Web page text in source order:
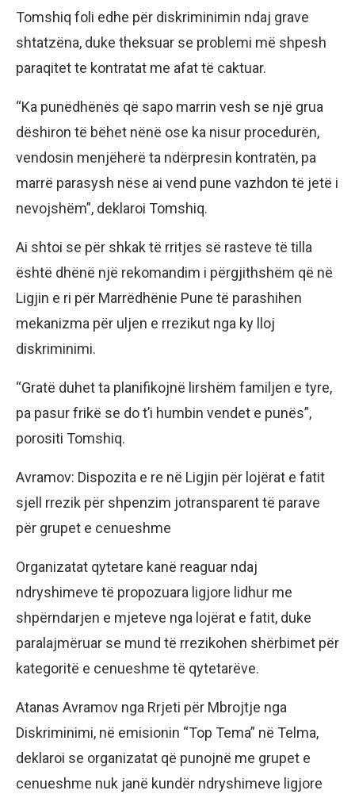
Tomshiq foli edhe për diskriminimin ndaj grave
shtatzëna, duke theksuar se problemi më shpesh
paraqitet te kontratat me afat të caktuar.
“Ka punëdhënës që sapo marrin vesh se një grua
dëshiron të bëhet nënë ose ka nisur procedurën,
vendosin menjëherë ta ndërpresin kontratën, pa
marrë parasysh nëse ai vend pune vazhdon të jetë i
nevojshëm”, deklaroi Tomshiq.
Ai shtoi se për shkak të rritjes së rasteve të tilla
është dhënë një rekomandim i përgjithshëm që në
Ligjin e ri për Marrëdhënie Pune të parashihen
mekanizma për uljen e rrezikut nga ky lloj
diskriminimi.
“Gratë duhet ta planifikojnë lirshëm familjen e tyre,
pa pasur frikë se do t’i humbin vendet e punës”,
porositi Tomshiq.
Avramov: Dispozita e re në Ligjin për lojërat e fatit
sjell rrezik për shpenzim jotransparent të parave
për grupet e cenueshme
Organizatat qytetare kanë reaguar ndaj
ndryshimeve të propozuara ligjore lidhur me
shpërndarjen e mjeteve nga lojërat e fatit, duke
paralajmëruar se mund të rrezikohen shërbimet për
kategoritë e cenueshme të qytetarëve.
Atanas Avramov nga Rrjeti për Mbrojtje nga
Diskriminimi, në emisionin “Top Tema” në Telma,
deklaroi se organizatat që punojnë me grupet e
cenueshme nuk janë kundër ndryshimeve ligjore